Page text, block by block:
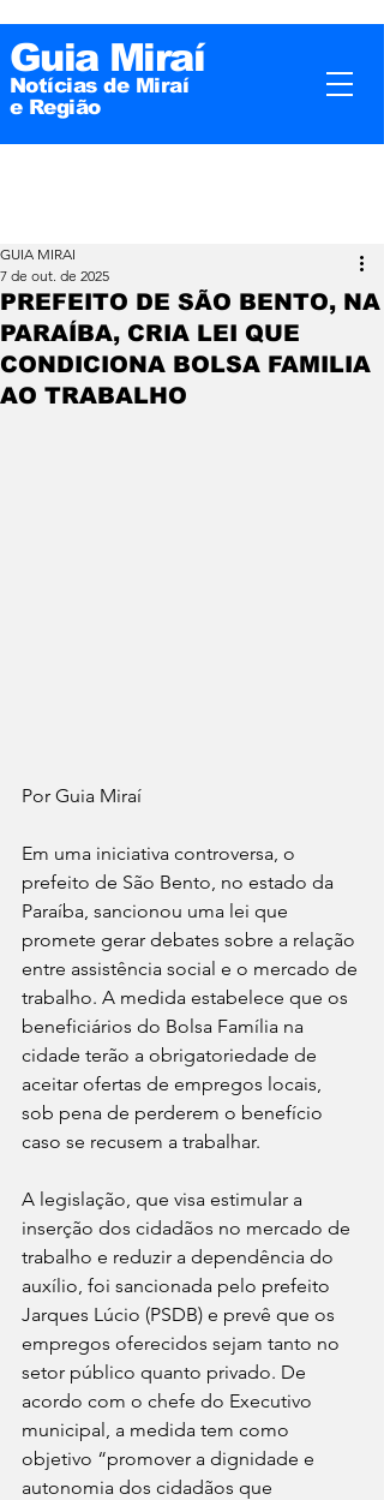
Guia Miraí
Notícias de Miraí
e Região
PREFEITO DE SÃO BENTO, NA
PARAÍBA, CRIA LEI QUE
CONDICIONA BOLSA FAMILIA
AO TRABALHO
GUIA MIRAI
7 de out. de 2025
Por Guia Miraí
Em uma iniciativa controversa, o
prefeito de São Bento, no estado da
Paraíba, sancionou uma lei que
promete gerar debates sobre a relação
entre assistência social e o mercado de
trabalho. A medida estabelece que os
beneficiários do Bolsa Família na
cidade terão a obrigatoriedade de
aceitar ofertas de empregos locais,
sob pena de perderem o benefício
caso se recusem a trabalhar.
A legislação, que visa estimular a
inserção dos cidadãos no mercado de
trabalho e reduzir a dependência do
auxílio, foi sancionada pelo prefeito
Jarques Lúcio (PSDB) e prevê que os
empregos oferecidos sejam tanto no
setor público quanto privado. De
acordo com o chefe do Executivo
municipal, a medida tem como
objetivo “promover a dignidade e
autonomia dos cidadãos que